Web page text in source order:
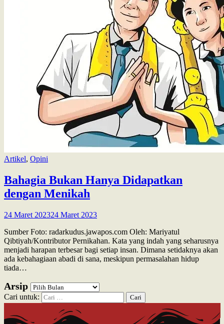
Artikel, Opini
Bahagia Bukan Hanya Didapatkan
dengan Menikah
24 Maret 202324 Maret 2023
Sumber Foto: radarkudus.jawapos.com Oleh: Mariyatul
Qibtiyah/Kontributor Pernikahan. Kata yang indah yang seharusnya
menjadi harapan terbesar bagi setiap insan. Dimana setidaknya akan
ada kebahagiaan abadi di sana, meskipun permasalahan hidup
tiada…
Arsip
Cari untuk: